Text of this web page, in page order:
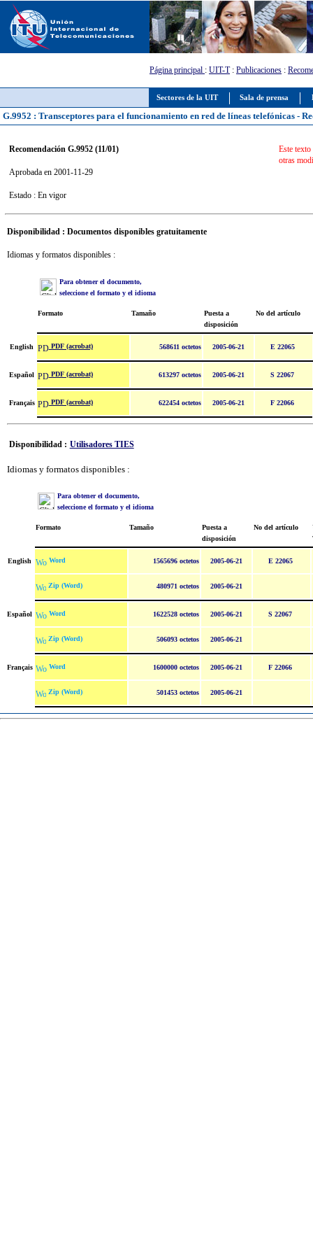
Sectores de la UIT Sala de prensa
Página principal : UIT-T: Publicaciones :
G.9952 : Transceptores para el funcionamiento en red de líneas telefónicas -
Recomendación G.9952 (11/01)
Aprobada en 2001-11-29
Estado : En vigor
Este
otras
Disponibilidad : Documentos disponibles gratuitamente
Idiomas y formatos disponibles :
Para obtener el documento,
seleccione el formato y el idioma
Formato Tamaño
Puesta a
disposición
No del artículo
English PDF (acrobat) 568611 octetos 2005-06-21 E 22065
Español PDF (acrobat) 613297 octetos 2005-06-21 S 22067
Français PDF (acrobat) 622454 octetos 2005-06-21 F 22066
Disponibilidad : Utilisadores TIES
Idiomas y formatos disponibles :
Para obtener el documento,
seleccione el formato y el idioma
Formato Tamaño
Puesta a
disposición
No del artículo
English Word 1565696 octetos 2005-06-21 E 22065
Zip (Word) 480971 octetos 2005-06-21
Español Word 1622528 octetos 2005-06-21 S 22067
Zip (Word) 506093 octetos 2005-06-21
Français Word 1600000 octetos 2005-06-21 F 22066
Zip (Word) 501453 octetos 2005-06-21